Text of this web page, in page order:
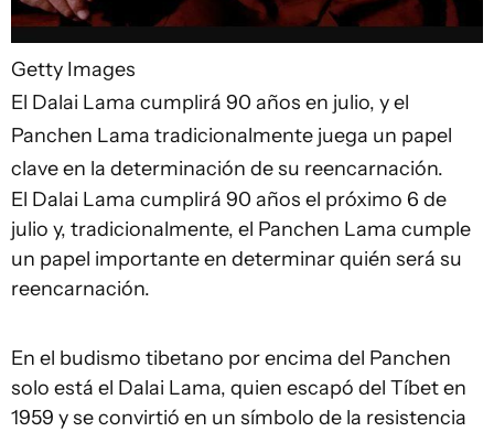
Getty Images
El Dalai Lama cumplirá 90 años en julio, y el
Panchen Lama tradicionalmente juega un papel
clave en la determinación de su reencarnación.
El Dalai Lama cumplirá 90 años el próximo 6 de
julio y, tradicionalmente, el Panchen Lama cumple
un papel importante en determinar quién será su
reencarnación.
En el budismo tibetano por encima del Panchen
solo está el Dalai Lama, quien escapó del Tíbet en
1959 y se convirtió en un símbolo de la resistencia